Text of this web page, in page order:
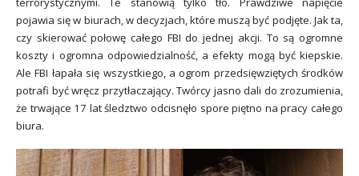
pojawia się w biurach, w decyzjach, które muszą być podjęte. Jak ta,
czy skierować połowę całego FBI do jednej akcji. To są ogromne
koszty i ogromna odpowiedzialność, a efekty mogą być kiepskie.
Ale FBI łapała się wszystkiego, a ogrom przedsięwziętych środków
potrafi być wręcz przytłaczający. Twórcy jasno dali do zrozumienia,
że trwające 17 lat śledztwo odcisnęło spore piętno na pracy całego
biura.